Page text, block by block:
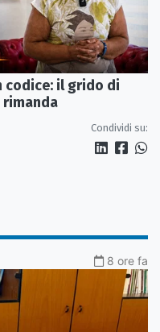
codice: il grido di
rimanda
Condividi su:
8 ore fa